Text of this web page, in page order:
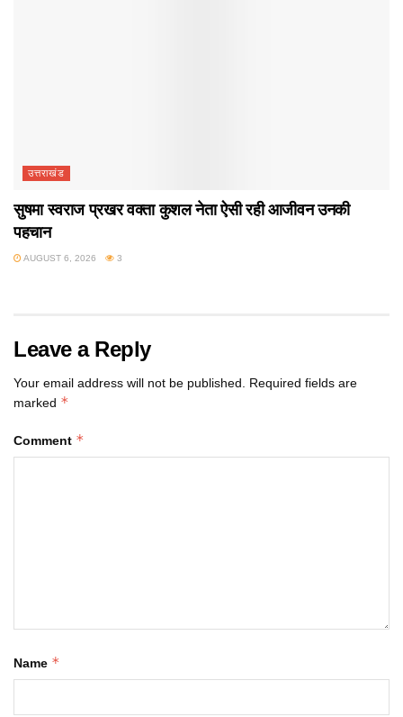
उत्तराखंड
सुषमा स्वराज प्रखर वक्ता कुशल नेता ऐसी रही आजीवन उनकी
पहचान
AUGUST 6, 2026 3
Leave a Reply
Your email address will not be published. Required fields are
marked *
Comment *
Name *